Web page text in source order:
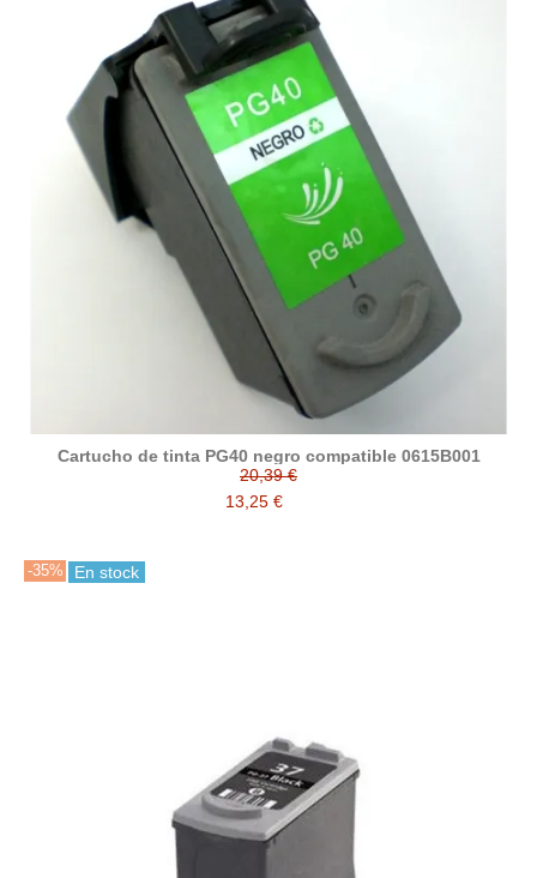
Cartucho de tinta PG40 negro compatible 0615B001
20,39 €
13,25 €
-35% En stock